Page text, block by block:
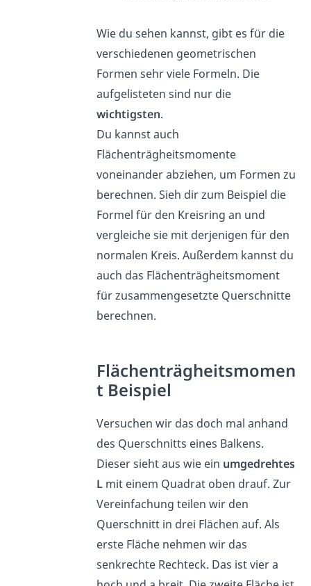
Wie du sehen kannst, gibt es für die
verschiedenen geometrischen
Formen sehr viele Formeln. Die
aufgelisteten sind nur die
wichtigsten.
Du kannst auch
Flächenträgheitsmomente
voneinander abziehen, um Formen zu
berechnen. Sieh dir zum Beispiel die
Formel für den Kreisring an und
vergleiche sie mit derjenigen für den
normalen Kreis. Außerdem kannst du
auch das Flächenträgheitsmoment
für zusammengesetzte Querschnitte
berechnen.
Flächenträgheitsmomen
t Beispiel
Versuchen wir das doch mal anhand
des Querschnitts eines Balkens.
Dieser sieht aus wie ein umgedrehtes
Lmit einem Quadrat oben drauf. Zur
Vereinfachung teilen wir den
Querschnitt in drei Flächen auf. Als
erste Fläche nehmen wir das
senkrechte Rechteck. Das ist vier a